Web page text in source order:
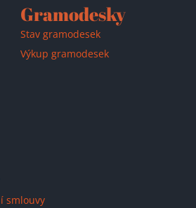
Gramodesky
Stav gramodesek
Výkup gramodesek
smlouvy